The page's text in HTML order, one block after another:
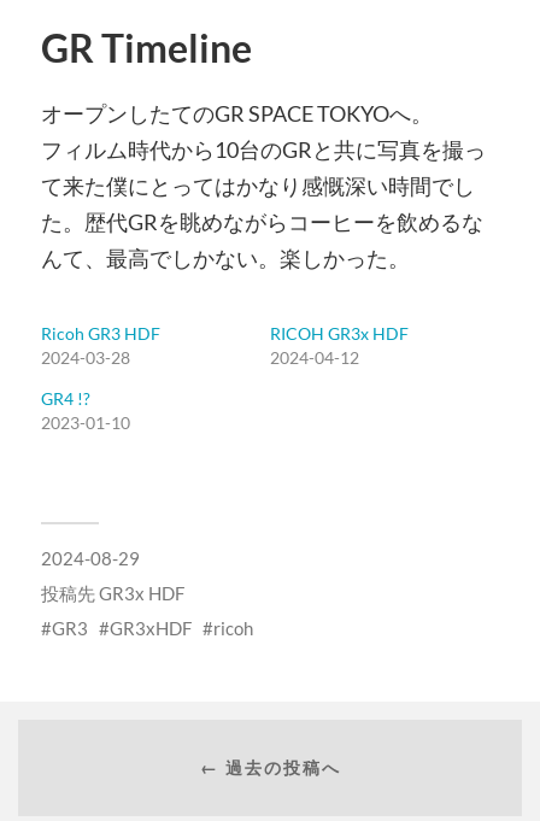
GR Timeline
オープンしたてのGR SPACE TOKYOへ。
フィルム時代から10台のGRと共に写真を撮っ
て来た僕にとってはかなり感慨深い時間でし
た。歴代GRを眺めながらコーヒーを飲めるな
んて、最高でしかない。楽しかった。
Ricoh GR3 HDF
2024-03-28
RICOH GR3x HDF
2024-04-12
GR4 !?
2023-01-10
2024-08-29
投稿先GR3x HDF
GR3
GR3xHDF ricoh
← 過去の投稿へ